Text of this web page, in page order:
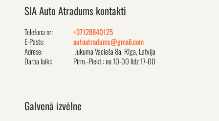
SIA Auto Atradums kontakti
Telefona nr:
+37128840125
E-Pasts:
autoatradums@gmail.com
Adrese:
Jukuma Vacieša 8a, Rīga, Latvija
Darba laiki:
Pirm.-Piekt.: no 10-00 līdz 17-00
Galvenā izvēlne